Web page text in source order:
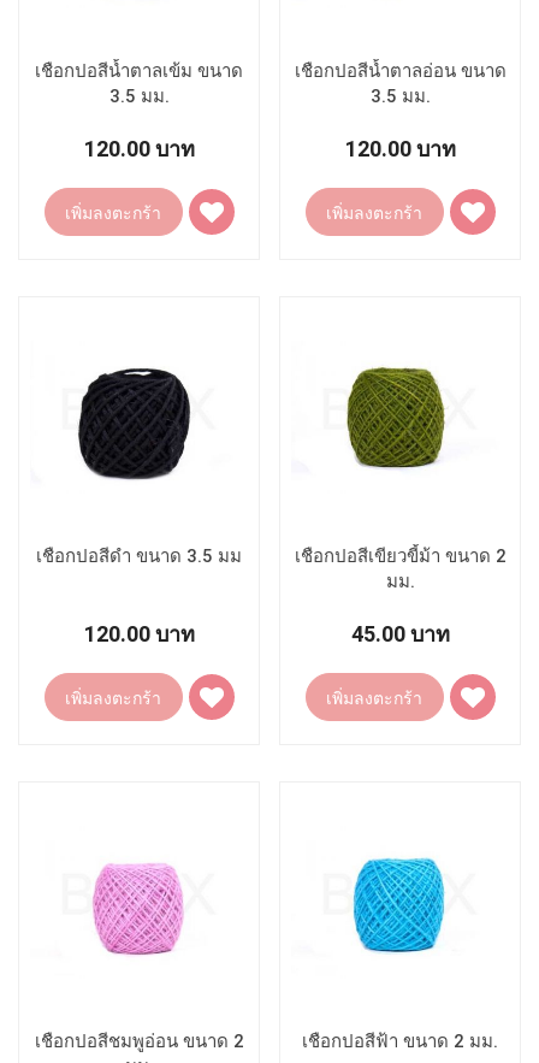
เชือกปอสีน้ำตาลเข้ม ขนาด
3.5 มม.
120.00 บาท
เพิ่มลงตะกร้า
เพิ่ม
ไป
เชือกปอสีน้ำตาลอ่อน ขนาด
3.5 มม.
120.00 บาท
เพิ่มลงตะกร้า
เพิ่ม
ไป
เชือกปอสีดำ ขนาด 3.5 มม
120.00 บาท
เพิ่มลงตะกร้า
เพิ่ม
ไป
เชือกปอสีเขียวขี้ม้า ขนาด 2
มม.
45.00 บาท
เพิ่มลงตะกร้า
เพิ่ม
ไป
เชือกปอสีชมพูอ่อน ขนาด 2
เชือกปอสีฟ้า ขนาด 2 มม.